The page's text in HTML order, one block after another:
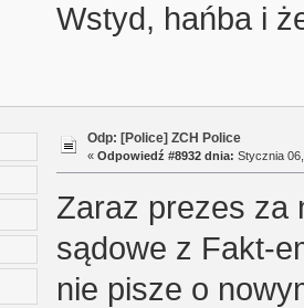
Wstyd, hańba i
Odp: [Police] ZCH Police
« Odpowiedź #8932 dnia: Stycznia
Zaraz prezes za
sądowe z Fakt-
nie pisze o